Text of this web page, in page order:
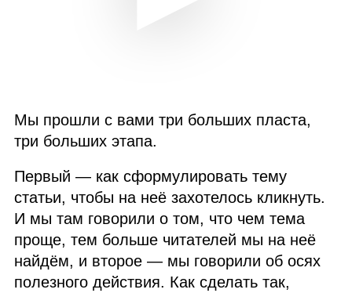
Мы прошли с вами три больших пласта,
три больших этапа.
Первый — как сформулировать тему
статьи, чтобы на неё захотелось кликнуть.
И мы там говорили о том, что чем тема
проще, тем больше читателей мы на неё
найдём, и второе — мы говорили об осях
полезного действия. Как сделать так,